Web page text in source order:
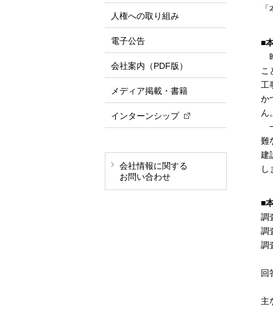
■
こ
工
か
ん。
難
建
し
■
調
調
調
回
主
人権への取り組み
電子公告
会社案内（PDF版）
メディア掲載・書籍
インターンシップ
会社情報に関する
お問い合わせ